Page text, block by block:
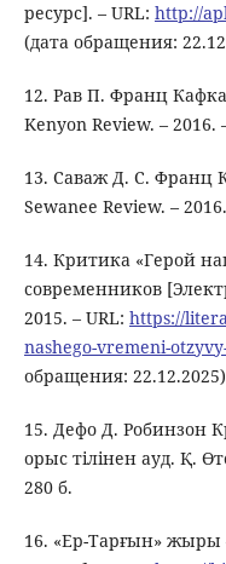
ресурс]. – URL: http://
(дата обращения:
12. Рав П. Франц
Kenyon Review. – 2016.
13. Саваж Д. С. Франц
Sewanee Review. –
14. Критика «Герой
современников
2015. – URL: https://
nashego-vremeni-
обращения:
15. Дефо Д. Робинзон
орыс тілінен ауд. Қ.
280 б.
16. «Ер-Тарғын» жыры